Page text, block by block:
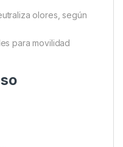
olores, según
para movilidad